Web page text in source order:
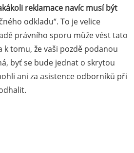
reklamace navíc musí být
odkladu“. To je velice
právního sporu může vést tato
k tomu, že vaši pozdě podanou
byť se bude jednat o skrytou
ani za asistence odborníků při